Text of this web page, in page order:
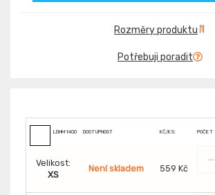
Rozměry produktu
Potřebuji poradit
LDHM1400 DOSTUPNOST KČ/KS: POČET
Velikost:
XS
Není skladem 559 Kč -